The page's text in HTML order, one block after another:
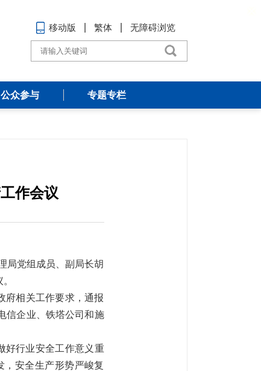
移动版 繁体 无障碍浏览
公众参与 专题专栏
作会议
局党组成员、副局长胡
府相关工作要求，通报
信企业 铁塔公司和施
好行业安全工作意义重
安全生产形势严峻复